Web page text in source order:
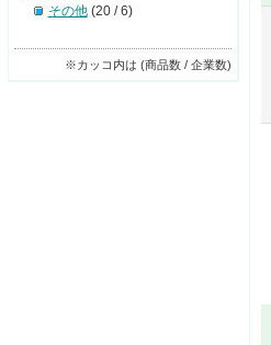
その他(20 / 6)
※カッコ内は (商品数 / 企業数)